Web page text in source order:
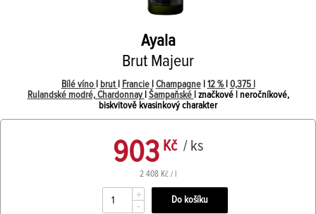
Ayala
Brut Majeur
Bílé víno brut Francie| Champagne| 12 % 0,375 l
Rulandské modré, Chardonnay Šampaňské
| značkové | neročníkové,
biskvitově kvasinkový charakter
903Kč / ks
2 408 Kč / l
+
-